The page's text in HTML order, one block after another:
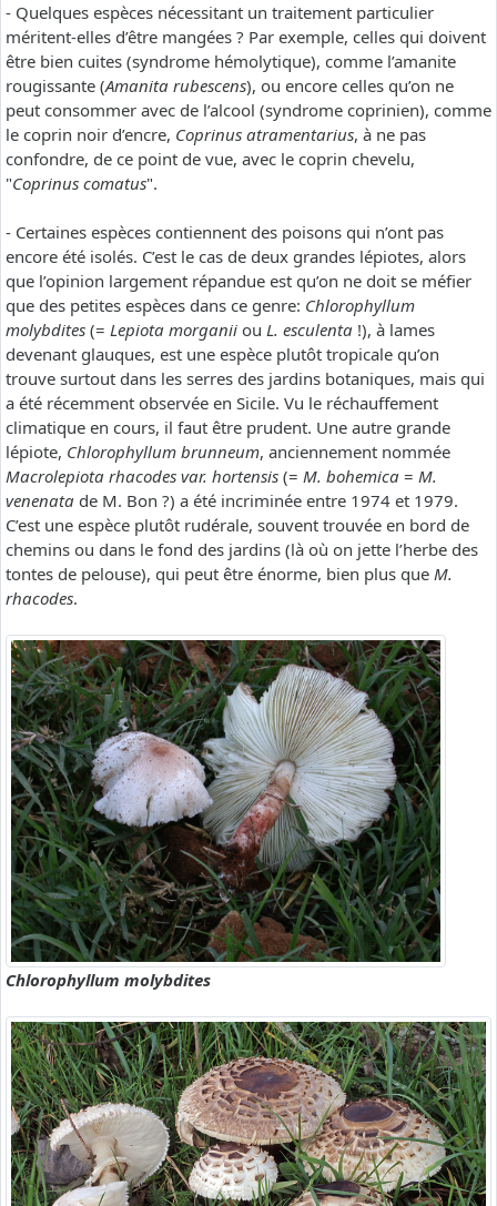
- Quelques espèces nécessitant un traitement particulier
méritent-elles d’être mangées ? Par exemple, celles qui doivent
être bien cuites (syndrome hémolytique), comme l’amanite
rougissante (Amanita rubescens), ou encore celles qu’on ne
peut consommer avec de l’alcool (syndrome coprinien), comme
le coprin noir d’encre, Coprinus atramentarius, à ne pas
confondre, de ce point de vue, avec le coprin chevelu,
"Coprinus comatus".
- Certaines espèces contiennent des poisons qui n’ont pas
encore été isolés. C’est le cas de deux grandes lépiotes, alors
que l’opinion largement répandue est qu’on ne doit se méfier
que des petites espèces dans ce genre: Chlorophyllum
molybdites (= Lepiota morganii ou L. esculenta !), à lames
devenant glauques, est une espèce plutôt tropicale qu’on
trouve surtout dans les serres des jardins botaniques, mais qui
a été récemment observée en Sicile. Vu le réchauffement
climatique en cours, il faut être prudent. Une autre grande
lépiote, Chlorophyllum brunneum, anciennement nommée
Macrolepiota rhacodes var. hortensis (= M. bohemica = M.
venenata de M. Bon ?) a été incriminée entre 1974 et 1979.
C’est une espèce plutôt rudérale, souvent trouvée en bord de
chemins ou dans le fond des jardins (là où on jette l’herbe des
tontes de pelouse), qui peut être énorme, bien plus que M.
rhacodes.
Chlorophyllum molybdites